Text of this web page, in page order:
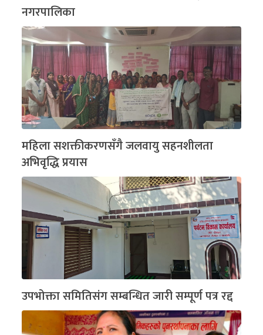
नगरपालिका
महिला सशक्तीकरणसँगै जलवायु सहनशीलता
अभिवृद्धि प्रयास
उपभोक्ता समितिसंग सम्बन्धित जारी सम्पूर्ण पत्र रद्द